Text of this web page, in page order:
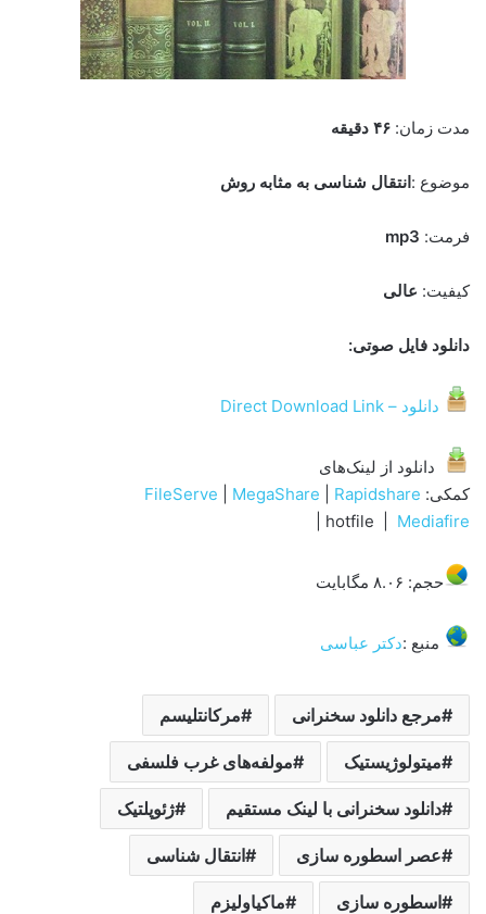
مدت زمان:
موضوع :انتقال شناسی به مثابه روش
فرمت: mp3
کیفیت: عالی
دانلود فایل صوتی:
دانلود – Direct Download Link
دانلود از لینک‌های
کمکی:
FileServe MegaShare
Rapidshare
| hotfile | Mediafire
حجم: ۸.۰۶ مگابایت
منبع :دکتر عباسی
مرجع دانلود سخنرانی مرکانتلیسم
میتولوژیستیک مولفه‌های غرب فلسفی
دانلود سخنرانی با لینک مستقیم ژئوپلتیک
عصر اسطوره سازی انتقال شناسی
اسطوره سازی ماکیاولیزم